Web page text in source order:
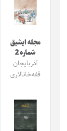
مجله ایشیق
شماره 2
آذربایجان
قفه‌خانالاری